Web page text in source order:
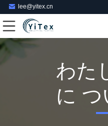
lee@yitex.cn
わた
に